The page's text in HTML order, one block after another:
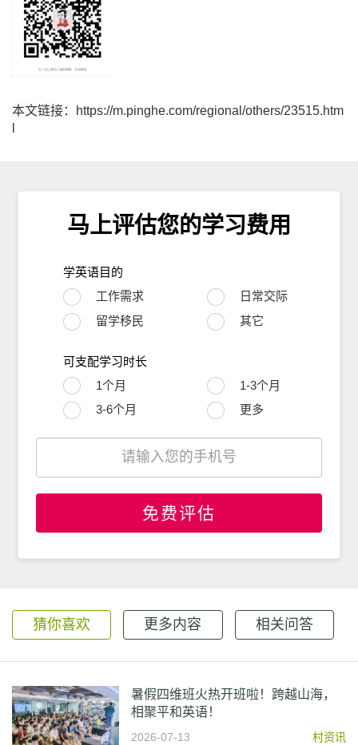
本文链接：https://m.pinghe.com/regional/others/23515.htm
马上评估您的学习费用
学英语目的
工作需求
日常交际
留学移民
其它
可支配学习时长
1个月
1-3个月
3-6个月
更多
免费评估
猜你喜欢 更多内容 相关问答
暑假四维班火热开班啦！跨越山海，
相聚平和英语！
2026-07-13 村资讯